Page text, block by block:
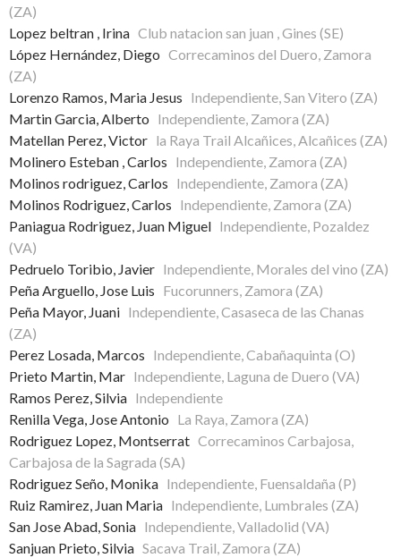
(ZA)
Lopez beltran , Irina Club natacion san juan , Gines (SE)
López Hernández, Diego Correcaminos del Duero, Zamora
(ZA)
Lorenzo Ramos, Maria Jesus Independiente, San Vitero (ZA)
Martin Garcia, Alberto Independiente, Zamora (ZA)
Matellan Perez, Victor la Raya Trail Alcañices, Alcañices (ZA)
Molinero Esteban , Carlos Independiente, Zamora (ZA)
Molinos rodriguez, Carlos Independiente, Zamora (ZA)
Molinos Rodriguez, Carlos Independiente, Zamora (ZA)
Paniagua Rodriguez, Juan Miguel Independiente, Pozaldez
(VA)
Pedruelo Toribio, Javier Independiente, Morales del vino (ZA)
Peña Arguello, Jose Luis Fucorunners, Zamora (ZA)
Peña Mayor, Juani Independiente, Casaseca de las Chanas
(ZA)
Perez Losada, Marcos Independiente, Cabañaquinta (O)
Prieto Martin, Mar Independiente, Laguna de Duero (VA)
Ramos Perez, Silvia Independiente
Renilla Vega, Jose Antonio La Raya, Zamora (ZA)
Rodriguez Lopez, Montserrat Correcaminos Carbajosa,
Carbajosa de la Sagrada (SA)
Rodriguez Seño, Monika Independiente, Fuensaldaña (P)
Ruiz Ramirez, Juan Maria Independiente, Lumbrales (ZA)
San Jose Abad, Sonia Independiente, Valladolid (VA)
Sanjuan Prieto, Silvia Sacava Trail, Zamora (ZA)